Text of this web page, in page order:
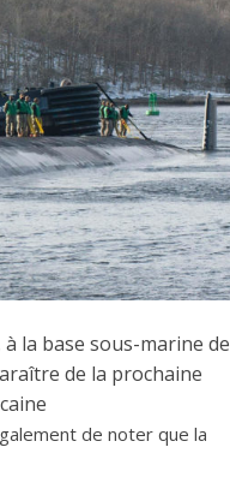
à la base sous-marine de
de la prochaine
de noter que la